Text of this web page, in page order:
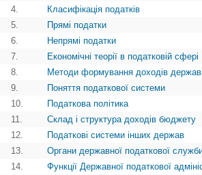
4.
Класифікація податків
5.
Прямі податки
6.
Непрямі податки
7.
Економічні теорії в податковій сфері
8.
Методи формування доходів
9.
Поняття податкової системи
10.
Податкова політика
11.
Склад і структура доходів бюджету
12.
Податкові системи інших держав
13.
Органи державної податкової
14.
Функції Державної податкової